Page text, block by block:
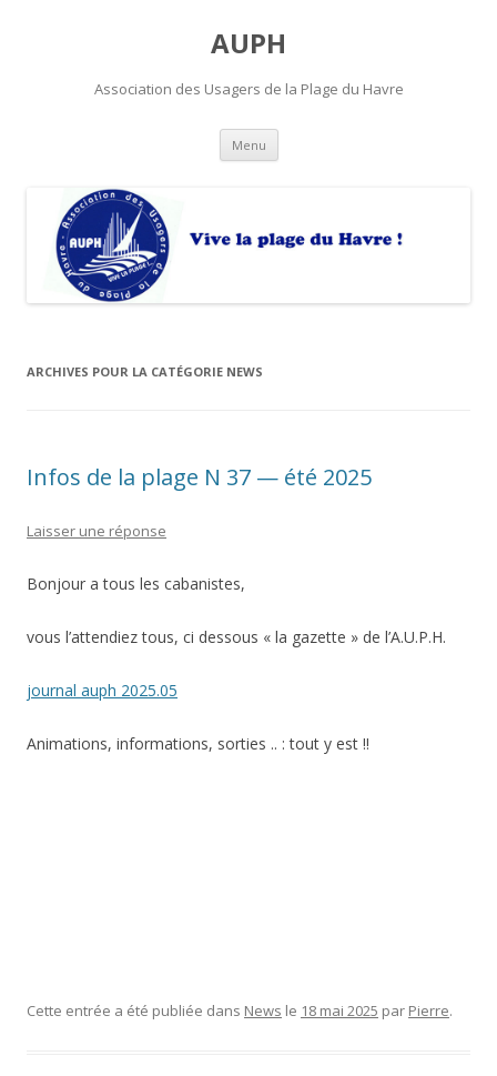
AUPH
Association des Usagers de la Plage du Havre
Menu Aller
contenu
ARCHIVES POUR LA CATÉGORIE NEWS
Infos de la plage N 37 — été 2025
Laisser une réponse
Bonjour a tous les cabanistes,
vous l’attendiez tous, ci dessous « la gazette » de l’A.U.P.H.
journal auph 2025.05
Animations, informations, sorties .. : tout y est !!
Cette entrée a été publiée dans News le 18 mai 2025 par Pierre.